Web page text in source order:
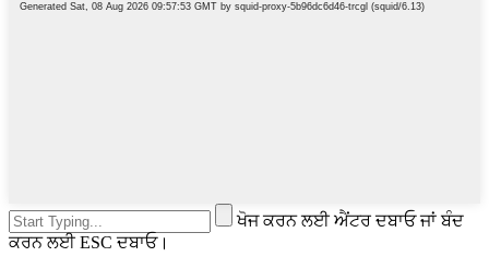
ਖੋਜ ਕਰਨ ਲਈ ਐਂਟਰ ਦਬਾਓ ਜਾਂ ਬੰਦ
ਕਰਨ ਲਈ ESC ਦਬਾਓ।